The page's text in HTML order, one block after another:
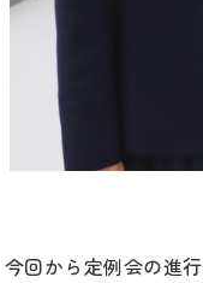
今回から定例会の進